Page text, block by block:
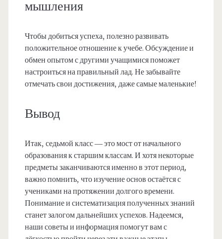
мышления
Чтобы добиться успеха, полезно развивать
положительное отношение к учебе. Обсуждение и
обмен опытом с другими учащимися поможет
настроиться на правильный лад. Не забывайте
отмечать свои достижения, даже самые маленькие!
Вывод
Итак, седьмой класс — это мост от начального
образования к старшим классам. И хотя некоторые
предметы заканчиваются именно в этот период,
важно помнить, что изучение основ остаётся с
учениками на протяжении долгого времени.
Понимание и систематизация полученных знаний
станет залогом дальнейших успехов. Надеемся,
наши советы и информация помогут вам с